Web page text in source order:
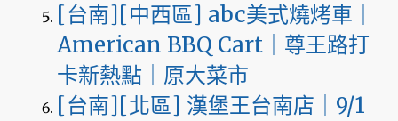
[台南][中西區] abc美式燒烤車｜
American BBQ Cart｜尊王路打
卡新熱點｜原大菜市
[台南][北區] 漢堡王台南店｜9/1